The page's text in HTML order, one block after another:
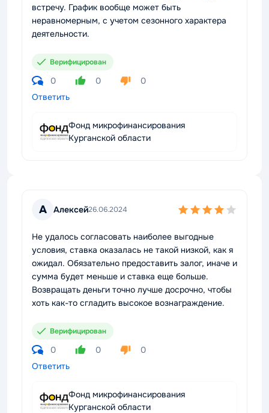
встречу. График вообще может быть
неравномерным, с учетом сезонного характера
деятельности.
Верифицирован
0 0
0
Ответить
Фонд микрофинансирования
Курганской области
А Алексей26.06.2024
Не удалось согласовать наиболее выгодные
условия, ставка оказалась не такой низкой, как я
ожидал. Обязательно предоставить залог, иначе и
сумма будет меньше и ставка еще больше.
Возвращать деньги точно лучше досрочно, чтобы
хоть как-то сгладить высокое вознаграждение.
Верифицирован
0 0
0
Ответить
Фонд микрофинансирования
Курганской области